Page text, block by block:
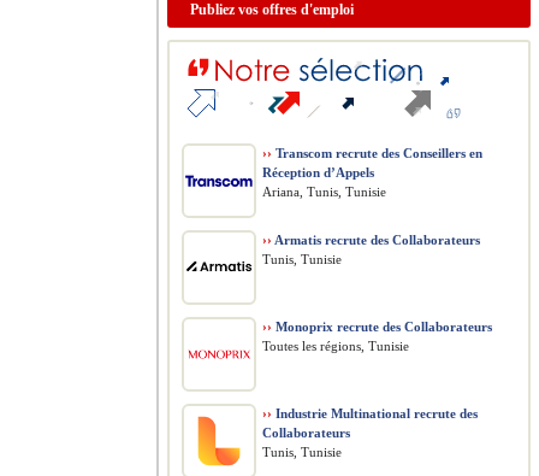
Publiez vos offres d'emploi
›› Transcom recrute des Conseillers en
Réception d’Appels
Ariana, Tunis, Tunisie
›› Armatis recrute des Collaborateurs
Tunis, Tunisie
›› Monoprix recrute des Collaborateurs
Toutes les régions, Tunisie
›› Industrie Multinational recrute des
Collaborateurs
Tunis, Tunisie